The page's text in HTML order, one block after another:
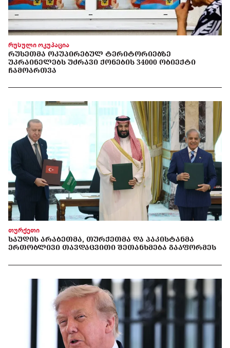
რუსული ოკუპაცია
ᲠᲣᲡᲔᲗᲛᲐ ᲝᲙᲣᲞᲘᲠᲔᲑᲣᲚ ᲢᲔᲠᲘᲢᲝᲠᲘᲔᲑᲖᲔ
ᲣᲙᲠᲐᲘᲜᲔᲚᲔᲑᲡ ᲣᲫᲠᲐᲕᲘ ᲥᲝᲜᲔᲑᲘᲡ 34000 ᲝᲑᲘᲔᲥᲢᲘ
ᲩᲐᲛᲝᲐᲠᲗᲕᲐ
თურქეთი
ᲡᲐᲣᲓᲘᲡ ᲐᲠᲐᲑᲔᲗᲛᲐ, ᲗᲣᲠᲥᲔᲗᲛᲐ ᲓᲐ ᲞᲐᲙᲘᲡᲢᲐᲜᲛᲐ
ᲔᲠᲗᲝᲑᲚᲘᲕᲘ ᲗᲐᲕᲓᲐᲪᲕᲘᲗᲘ ᲨᲔᲗᲐᲜᲮᲛᲔᲑᲐ ᲒᲐᲐᲤᲝᲠᲛᲔᲡ